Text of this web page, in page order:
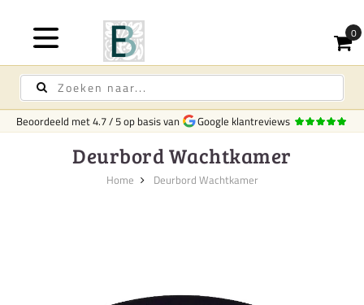
Beoordeeld met4.7/5op basis van Google klantreviews
Deurbord Wachtkamer
Home Deurbord Wachtkamer